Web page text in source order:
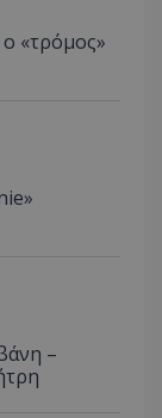
«τρόμος»
–